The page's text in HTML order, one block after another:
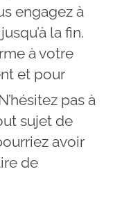
engagez à
la fin.
à votre
et pour
pas à
sujet de
avoir
de